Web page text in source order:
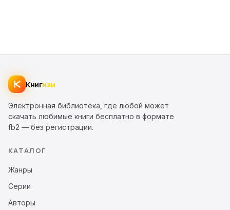
Книгизм
Электронная библиотека, где любой может
скачать любимые книги бесплатно в формате
fb2 — без регистрации.
КАТАЛОГ
Жанры
Серии
Авторы